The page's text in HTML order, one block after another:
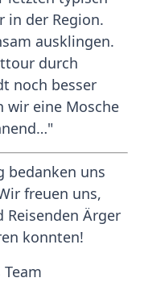
in der Region.
ausklingen.
durch
noch besser
wir eine Mosche
bedanken uns
freuen uns,
Reisenden Ärger
konnten!